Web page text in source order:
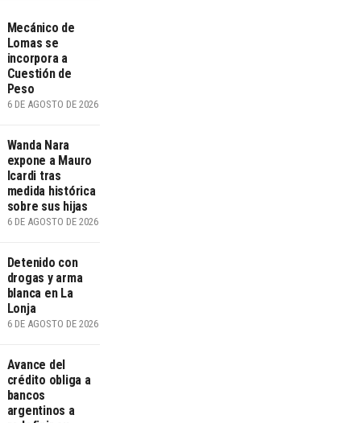
Mecánico de
Lomas se
incorpora a
Cuestión de
Peso
6 DE AGOSTO DE 2026
Wanda Nara
expone a Mauro
Icardi tras
medida histórica
sobre sus hijas
6 DE AGOSTO DE 2026
Detenido con
drogas y arma
blanca en La
Lonja
6 DE AGOSTO DE 2026
Avance del
crédito obliga a
bancos
argentinos a